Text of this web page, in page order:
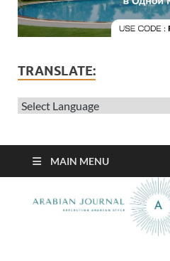
TRANSLATE:
MAIN MENU